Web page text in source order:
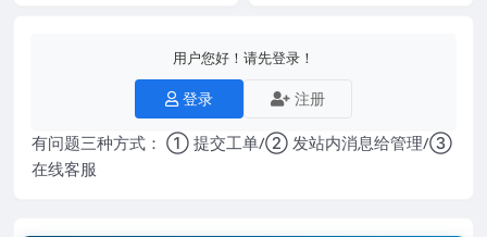
用户您好！请先登录！
登录 注册
有问题三种方式： ① 提交工单/② 发站内消息给管理/③
在线客服